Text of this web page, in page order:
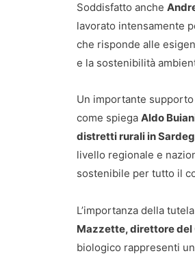
Soddisfatto anche
lavorato intensamente
che risponde alle
e la sostenibilità
Un importante
come spiega Aldo
distretti rurali in
livello regionale e
sostenibile per tutto il
L’importanza della
Mazzette, direttore del
biologico rappresenti